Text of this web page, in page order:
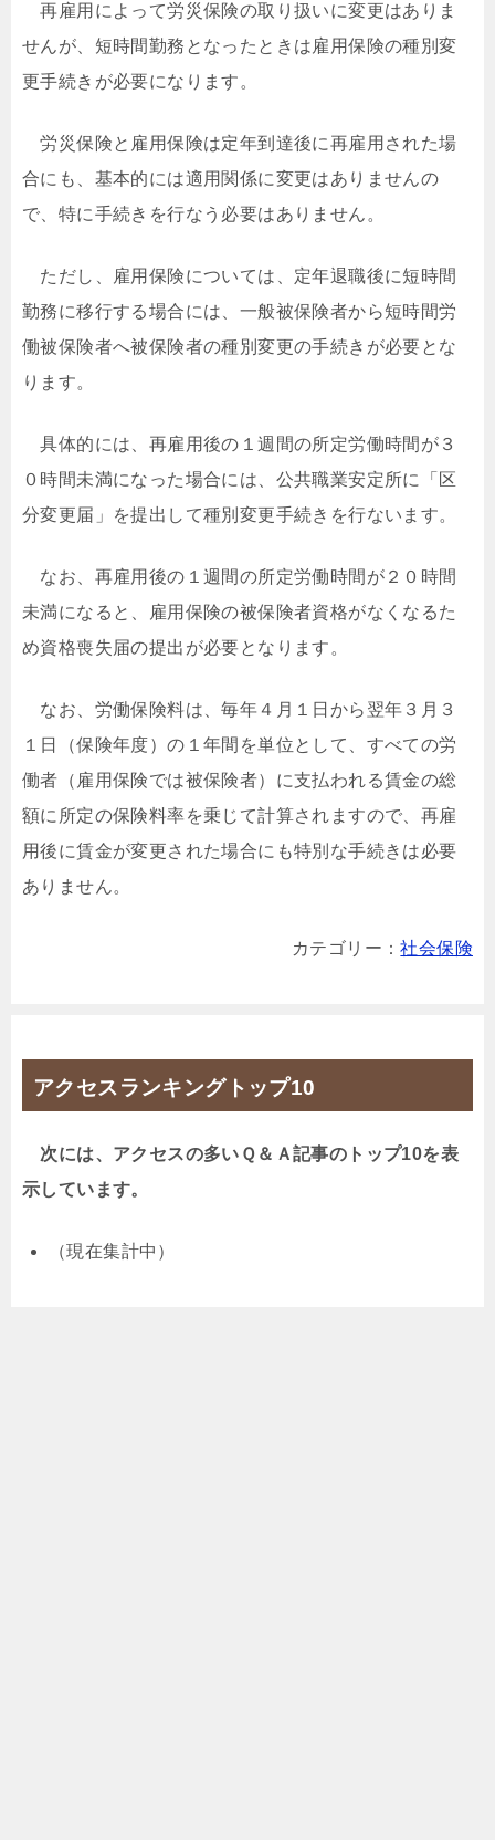
再雇用によって労災保険の取り扱いに変更はありま
せんが、短時間勤務となったときは雇用保険の種別変
更手続きが必要になります。
労災保険と雇用保険は定年到達後に再雇用された場
合にも、基本的には適用関係に変更はありませんの
で、特に手続きを行なう必要はありません。
ただし、雇用保険については、定年退職後に短時間
勤務に移行する場合には、一般被保険者から短時間労
働被保険者へ被保険者の種別変更の手続きが必要とな
ります。
具体的には、再雇用後の１週間の所定労働時間が３
０時間未満になった場合には、公共職業安定所に「区
分変更届」を提出して種別変更手続きを行ないます。
なお、再雇用後の１週間の所定労働時間が２０時間
未満になると、雇用保険の被保険者資格がなくなるた
め資格喪失届の提出が必要となります。
なお、労働保険料は、毎年４月１日から翌年３月３
１日（保険年度）の１年間を単位として、すべての労
働者（雇用保険では被保険者）に支払われる賃金の総
額に所定の保険料率を乗じて計算されますので、再雇
用後に賃金が変更された場合にも特別な手続きは必要
ありません。
カテゴリー：社会保険
アクセスランキングトップ10
次には、アクセスの多いＱ＆Ａ記事のトップ10を表
示しています。
（現在集計中）